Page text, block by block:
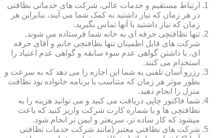
ارتباط مستقیم و خدمات عالی. شرکت های خدماتی نظافتی
در هر زمان که نیاز داشتید به کمک شما می آیند، بنابراین هر
زمان که نیاز داشتید با آنها تماس بگیرید.
تنها نظافتچی حرفه ای به خانه شما فرستاده می شوند.
شرکت های قابل اطمینان تنها نظافتچی خانم و آقای حرفه
ای، با داشتن گواهی عدم سوء سابقه و گواهی عدم اعتیاد را
استخدام می کنند.
رزرو آسان تلفنی به شما این اجازه را می دهد که به سرعت و
بطور موثر هر زمان که متناسب با برنامه خانواده بود نظافت
منزل را انجام دهید.
شما فاکتور چاپی دریافت می کنید و می توانید هزینه را به
نظافتچی ها و یا شماره کارت شرکت واریز کنید که باعث
میشود که کار ساده تر، سریعتر و ایمن تر انجام شود.
شرکت های نظافتی معتبر (مانند شرکت خدمات نظافتی